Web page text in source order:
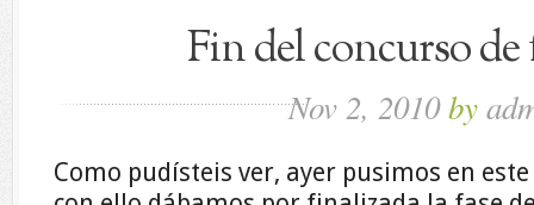
Fin del concurso
Nov 2, 2010by
Como pudísteis ver, ayer pusimos en